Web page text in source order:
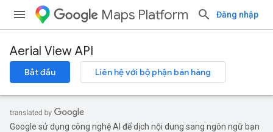
Maps Platform Đăng nhập
Aerial View API
Bắt đầu Liên hệ với bộ phận bán hàng
Google sử dụng công nghệ AI để dịch nội dung sang ngôn ngữ bạn